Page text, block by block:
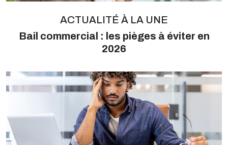
ACTUALITÉ À LA UNE
Bail commercial : les pièges à éviter en
2026